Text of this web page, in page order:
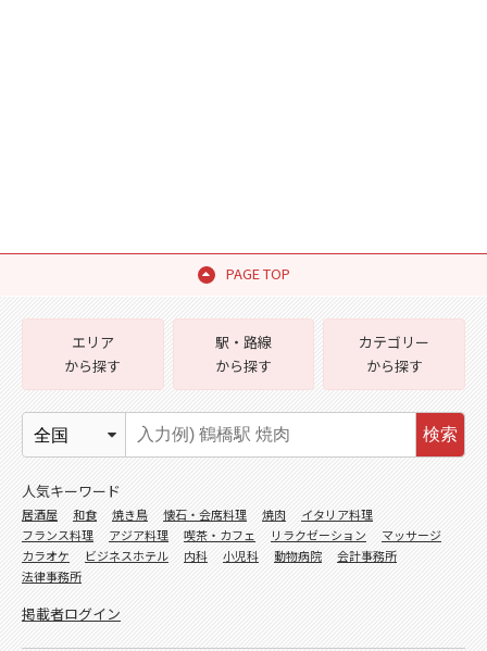
PAGE TOP
エリア
から探す
駅・路線
から探す
カテゴリー
から探す
検索
人気キーワード
居酒屋 和食 焼き鳥 懐石・会席料理 焼肉
イタリア料理
フランス料理
アジア料理 喫茶・カフェ リラクゼーション
マッサージ
カラオケ
ビジネスホテル 内科 小児科 動物病院
会計事務所
法律事務所
掲載者ログイン